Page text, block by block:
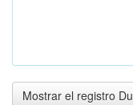
Mostrar el registro